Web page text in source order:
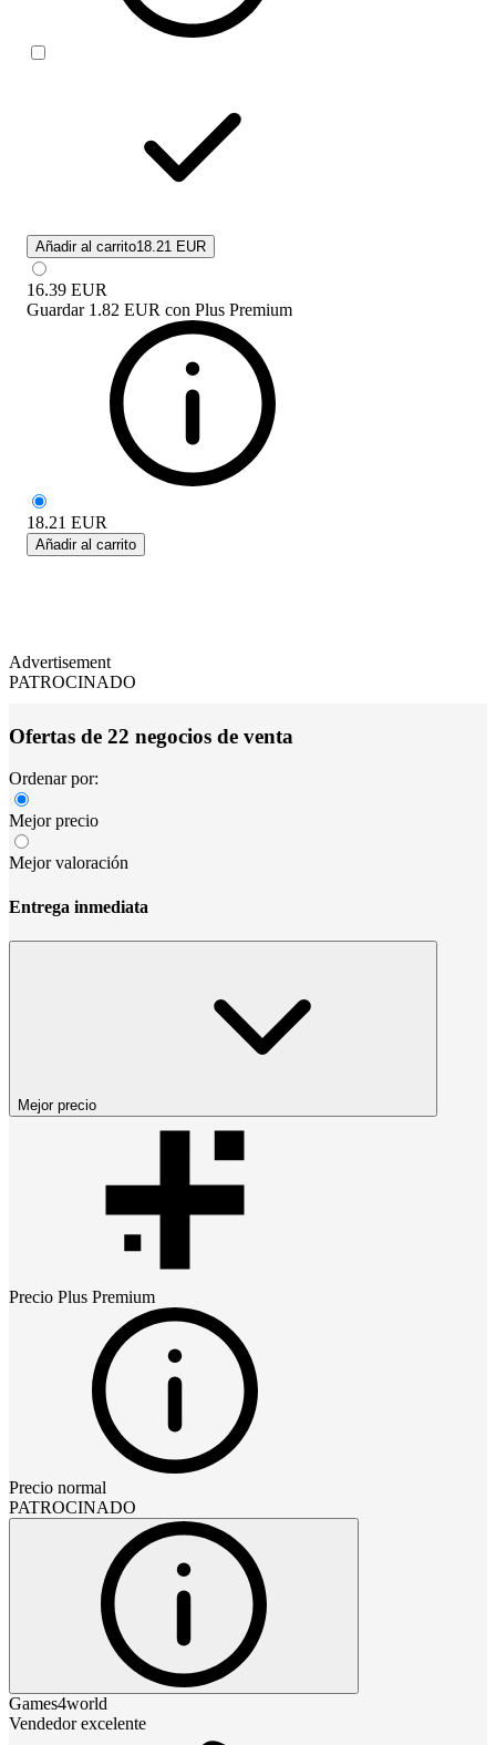
Añadir al carrito18.21 EUR
16.39 EUR
Guardar 1.82 EUR con Plus Premium
18.21 EUR
Añadir al carrito
Advertisement
PATROCINADO
Ofertas de 22 negocios de venta
Ordenar por:
Mejor precio
Mejor valoración
Entrega inmediata
Mejor precio
Precio Plus Premium
Precio normal
PATROCINADO
Games4world
Vendedor excelente